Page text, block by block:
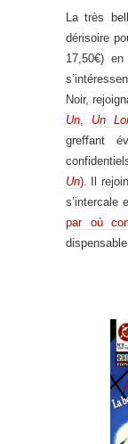
La très
dérisoire
17,50€)
Noir,
Un
Un
greffant
Un). Il
s’intercale
par où